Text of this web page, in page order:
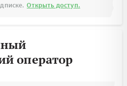
Открыть доступ.
оператор